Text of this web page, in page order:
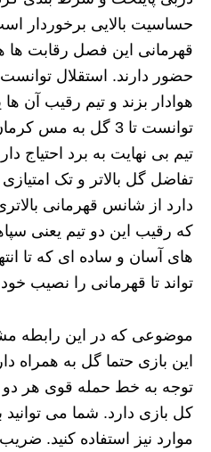
حساسیت بالایی برخوردار
قهرمانی این فصل رقابت ها
هوادار بزند و تیم رقیب آن
توانست تا 3 گل به
تیم بی نهایت به برد احتیاج
تفاضل گل بالاتر و تک
دارد از شانس قهرمانی
که رقیب این دو تیم یعنی
های آسان و ساده ای که تا
تواند تا قهرمانی را نصیب
موضوعی که در این
این بازی حتما گل به همراه
کل بازی دارد. شما می
موارد نیز استفاده کنید.